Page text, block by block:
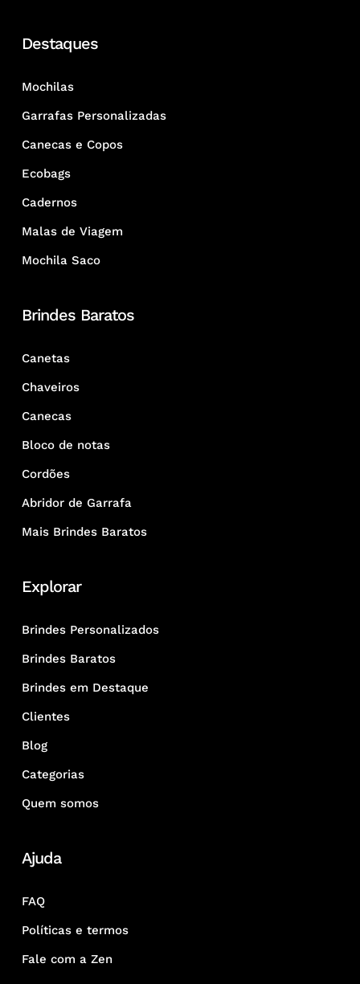
Destaques
Mochilas
Garrafas Personalizadas
Canecas e Copos
Ecobags
Cadernos
Malas de Viagem
Mochila Saco
Brindes Baratos
Canetas
Chaveiros
Canecas
Bloco de notas
Cordões
Abridor de Garrafa
Mais Brindes Baratos
Explorar
Brindes Personalizados
Brindes Baratos
Brindes em Destaque
Clientes
Blog
Categorias
Quem somos
Ajuda
FAQ
Políticas e termos
Fale com a Zen